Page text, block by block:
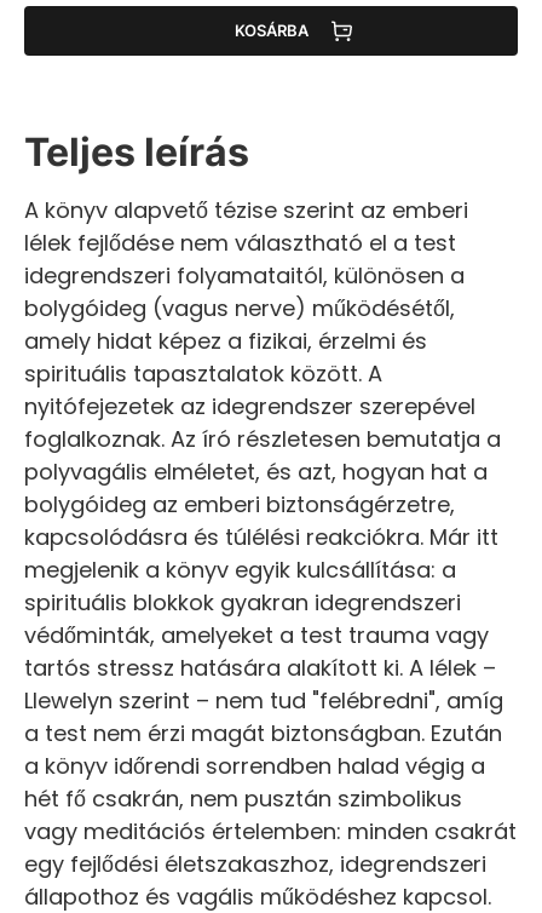
KOSÁRBA
Teljes leírás
A könyv alapvető tézise szerint az emberi
lélek fejlődése nem választható el a test
idegrendszeri folyamataitól, különösen a
bolygóideg (vagus nerve) működésétől,
amely hidat képez a fizikai, érzelmi és
spirituális tapasztalatok között. A
nyitófejezetek az idegrendszer szerepével
foglalkoznak. Az író részletesen bemutatja a
polyvagális elméletet, és azt, hogyan hat a
bolygóideg az emberi biztonságérzetre,
kapcsolódásra és túlélési reakciókra. Már itt
megjelenik a könyv egyik kulcsállítása: a
spirituális blokkok gyakran idegrendszeri
védőminták, amelyeket a test trauma vagy
tartós stressz hatására alakított ki. A lélek –
Llewelyn szerint – nem tud "felébredni", amíg
a test nem érzi magát biztonságban. Ezután
a könyv időrendi sorrendben halad végig a
hét fő csakrán, nem pusztán szimbolikus
vagy meditációs értelemben: minden csakrát
egy fejlődési életszakaszhoz, idegrendszeri
állapothoz és vagális működéshez kapcsol.